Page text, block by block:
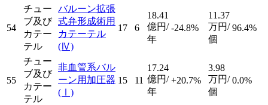
54
チュー
ブ及び
カテー
テル
バルーン拡張
式弁形成術用
カテーテル
(Ⅳ)
17 6
18.41
億円/
年
-24.8%
11.37
万円/
個
96.4%
55
チュー
ブ及び
カテー
テル
非血管系バル
ーン用加圧器
(Ⅰ)
15 11
17.24
億円/
年
+20.7%
3.98
万円/
個
0.0%